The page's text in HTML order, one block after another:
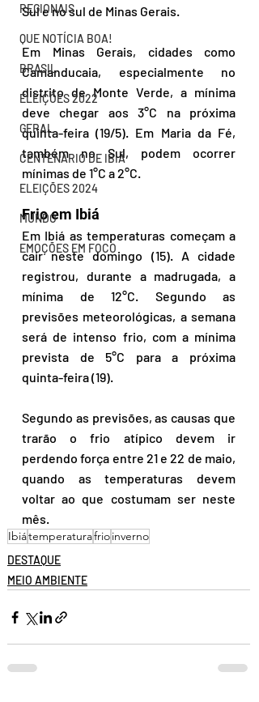
REGIONAIS
QUE NOTÍCIA BOA!
BRASIL
ELEIÇÕES 2022
GERAL
CENTENÁRIO DE IBIÁ
ELEIÇÕES 2024
MUNDO
EMOÇÕES EM FOCO
Sul e no sul de Minas Gerais.
Em Minas Gerais, cidades como
Camanducaia, especialmente no
distrito de Monte Verde, a mínima
deve chegar aos 3°C na próxima
quinta-feira (19/5). Em Maria da Fé,
também no Sul, podem ocorrer
mínimas de 1°C a 2°C.
Frio em Ibiá
Em Ibiá as temperaturas começam a
cair neste domingo (15). A cidade
registrou, durante a madrugada, a
mínima de 12°C. Segundo as
previsões meteorológicas, a semana
será de intenso frio, com a mínima
prevista de 5°C para a próxima
quinta-feira (19).
Segundo as previsões, as causas que
trarão o frio atípico devem ir
perdendo força entre 21 e 22 de maio,
quando as temperaturas devem
voltar ao que costumam ser neste
mês.
Ibiátemperaturafrioinverno
DESTAQUE
MEIO AMBIENTE